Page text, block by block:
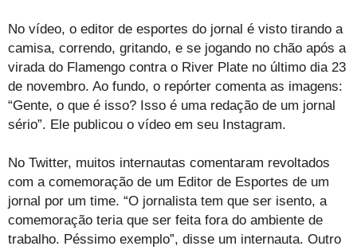
No vídeo, o editor de esportes do jornal é visto tirando a
camisa, correndo, gritando, e se jogando no chão após a
virada do Flamengo contra o River Plate no último dia 23
de novembro. Ao fundo, o repórter comenta as imagens:
“Gente, o que é isso? Isso é uma redação de um jornal
sério”. Ele publicou o vídeo em seu Instagram.
No Twitter, muitos internautas comentaram revoltados
com a comemoração de um Editor de Esportes de um
jornal por um time. “O jornalista tem que ser isento, a
comemoração teria que ser feita fora do ambiente de
trabalho. Péssimo exemplo”, disse um internauta. Outro